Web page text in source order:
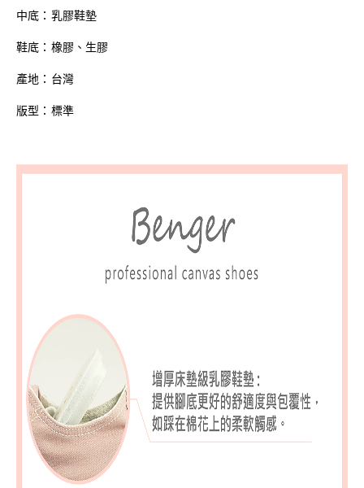
中底：乳膠鞋墊
鞋底：橡膠、生膠
產地：台灣
版型：標準